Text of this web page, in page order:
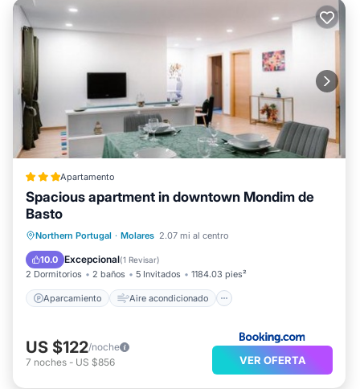
Apartamento
Spacious apartment in downtown Mondim de
Basto
Northern Portugal · Molares 2.07 mi al centro
10.0 Excepcional(1 Revisar)
2 Dormitorios 2 baños 5 Invitados 1184.03 pies²
Aparcamiento Aire acondicionado
Aparcamiento
Aire acondicionado
Internet
Apto para niños
US $122/noche
7 noches - US $856 VER OFERTA